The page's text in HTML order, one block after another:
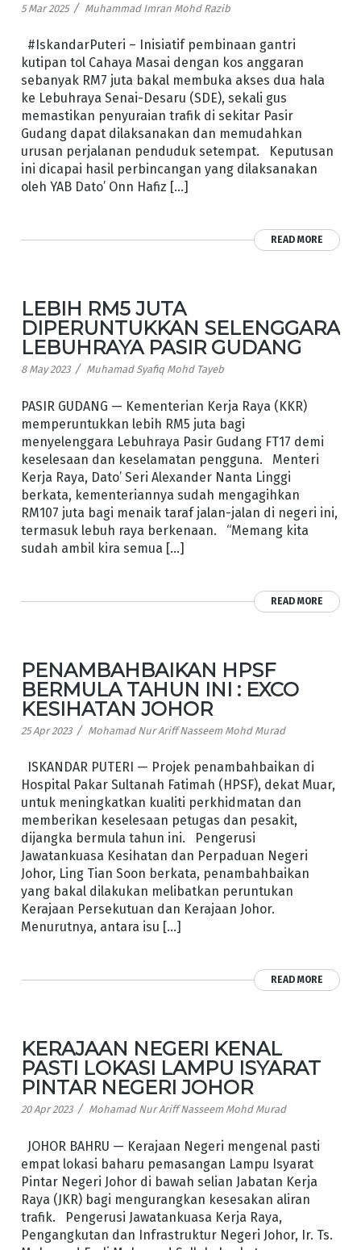
5 Mar 2025 / Muhammad Imran Mohd Razib
#IskandarPuteri – Inisiatif pembinaan gantri
kutipan tol Cahaya Masai dengan kos anggaran
sebanyak RM7 juta bakal membuka akses dua hala
ke Lebuhraya Senai-Desaru (SDE), sekali gus
memastikan penyuraian trafik di sekitar Pasir
Gudang dapat dilaksanakan dan memudahkan
urusan perjalanan penduduk setempat. Keputusan
ini dicapai hasil perbincangan yang dilaksanakan
oleh YAB Dato’ Onn Hafiz […]
READ MORE
LEBIH RM5 JUTA
DIPERUNTUKKAN SELENGGARA
LEBUHRAYA PASIR GUDANG
8 May 2023 / Muhamad Syafiq Mohd Tayeb
PASIR GUDANG — Kementerian Kerja Raya (KKR)
memperuntukkan lebih RM5 juta bagi
menyelenggara Lebuhraya Pasir Gudang FT17 demi
keselesaan dan keselamatan pengguna. Menteri
Kerja Raya, Dato’ Seri Alexander Nanta Linggi
berkata, kementeriannya sudah mengagihkan
RM107 juta bagi menaik taraf jalan-jalan di negeri ini,
termasuk lebuh raya berkenaan. “Memang kita
sudah ambil kira semua […]
READ MORE
PENAMBAHBAIKAN HPSF
BERMULA TAHUN INI : EXCO
KESIHATAN JOHOR
25 Apr 2023 / Mohamad Nur Ariff Nasseem Mohd Murad
ISKANDAR PUTERI — Projek penambahbaikan di
Hospital Pakar Sultanah Fatimah (HPSF), dekat Muar,
untuk meningkatkan kualiti perkhidmatan dan
memberikan keselesaan petugas dan pesakit,
dijangka bermula tahun ini. Pengerusi
Jawatankuasa Kesihatan dan Perpaduan Negeri
Johor, Ling Tian Soon berkata, penambahbaikan
yang bakal dilakukan melibatkan peruntukan
Kerajaan Persekutuan dan Kerajaan Johor.
Menurutnya, antara isu […]
READ MORE
KERAJAAN NEGERI KENAL
PASTI LOKASI LAMPU ISYARAT
PINTAR NEGERI JOHOR
20 Apr 2023 / Mohamad Nur Ariff Nasseem Mohd Murad
JOHOR BAHRU — Kerajaan Negeri mengenal pasti
empat lokasi baharu pemasangan Lampu Isyarat
Pintar Negeri Johor di bawah selian Jabatan Kerja
Raya (JKR) bagi mengurangkan kesesakan aliran
trafik. Pengerusi Jawatankuasa Kerja Raya,
Pengangkutan dan Infrastruktur Negeri Johor, Ir. Ts.